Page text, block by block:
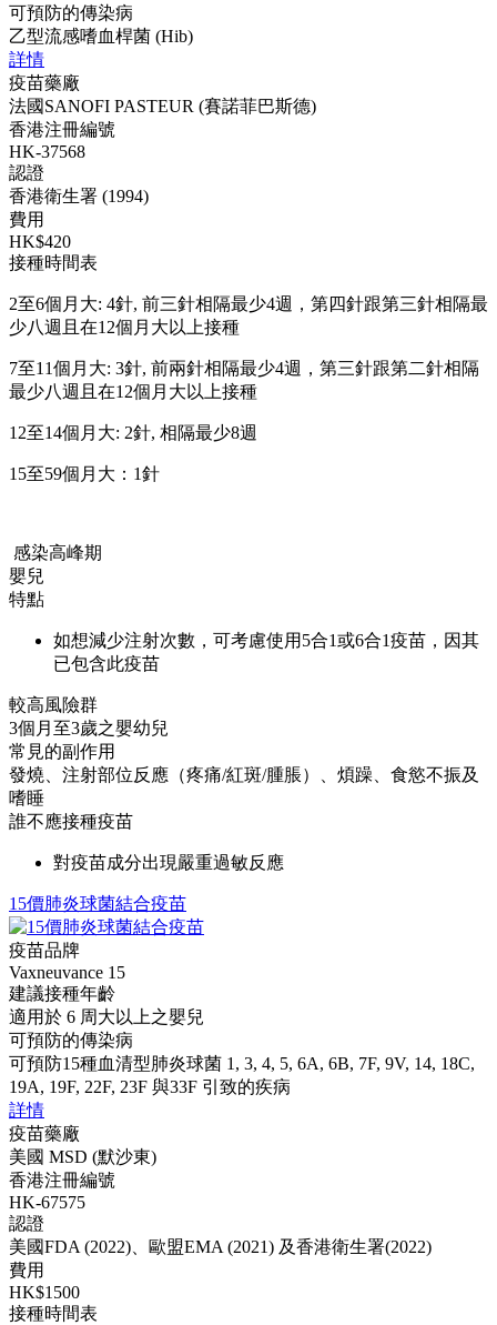
可預防的傳染病
乙型流感嗜血桿菌 (Hib)
詳情
疫苗藥廠
法國SANOFI PASTEUR (賽諾菲巴斯德)
香港注冊編號
HK-37568
認證
香港衛生署 (1994)
費用
HK$420
接種時間表
2至6個月大: 4針, 前三針相隔最少4週，第四針跟第三針相隔最
少八週且在12個月大以上接種
7至11個月大: 3針, 前兩針相隔最少4週，第三針跟第二針相隔
最少八週且在12個月大以上接種
12至14個月大: 2針, 相隔最少8週
15至59個月大：1針
感染高峰期
嬰兒
特點
如想減少注射次數，可考慮使用5合1或6合1疫苗，因其
已包含此疫苗
較高風險群
3個月至3歲之嬰幼兒
常見的副作用
發燒、注射部位反應（疼痛/紅斑/腫脹）、煩躁、食慾不振及
嗜睡
誰不應接種疫苗
對疫苗成分出現嚴重過敏反應
15價肺炎球菌結合疫苗
疫苗品牌
Vaxneuvance 15
建議接種年齡
適用於 6 周大以上之嬰兒
可預防的傳染病
可預防15種血清型肺炎球菌 1, 3, 4, 5, 6A, 6B, 7F, 9V, 14, 18C,
19A, 19F, 22F, 23F 與33F 引致的疾病
詳情
疫苗藥廠
美國 MSD (默沙東)
香港注冊編號
HK-67575
認證
美國FDA (2022)、歐盟EMA (2021) 及香港衛生署(2022)
費用
HK$1500
接種時間表